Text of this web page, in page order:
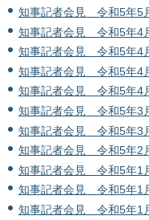
知事記者会見 令和5年5
知事記者会見 令和5年4
知事記者会見 令和5年4
知事記者会見 令和5年4
知事記者会見 令和5年4
知事記者会見 令和5年3
知事記者会見 令和5年3
知事記者会見 令和5年2
知事記者会見 令和5年1
知事記者会見 令和5年1
知事記者会見 令和5年1